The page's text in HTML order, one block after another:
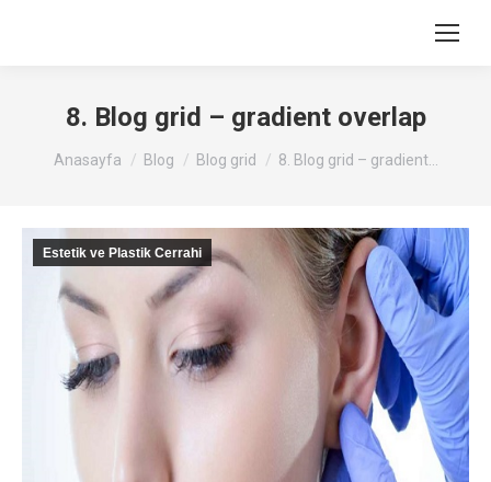
8. Blog grid – gradient overlap
You are here:
Anasayfa Blog Blog grid 8. Blog grid – gradient…
Estetik ve Plastik Cerrahi